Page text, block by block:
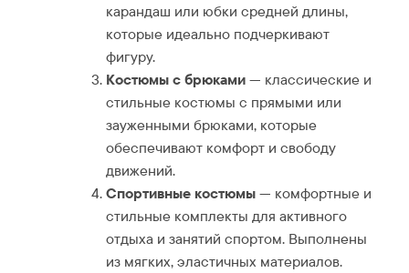
карандаш или юбки средней длины,
которые идеально подчеркивают
фигуру.
Костюмы с брюками— классические и
стильные костюмы с прямыми или
зауженными брюками, которые
обеспечивают комфорт и свободу
движений.
Спортивные костюмы— комфортные и
стильные комплекты для активного
отдыха и занятий спортом. Выполнены
из мягких, эластичных материалов.